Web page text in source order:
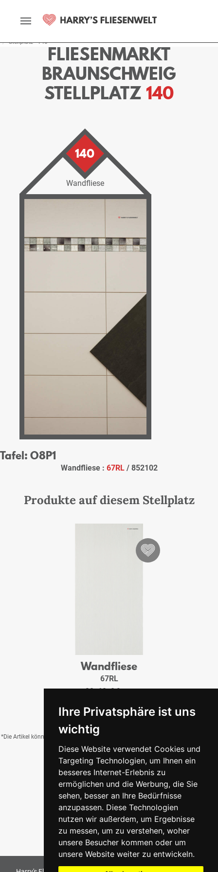
Ihre Privatsphäre ist uns
wichtig
Diese Website verwendet Cookies und
Targeting Technologien, um Ihnen ein
besseres Internet-Erlebnis zu
ermöglichen und die Werbung, die Sie
sehen, besser an Ihre Bedürfnisse
anzupassen. Diese Technologien
nutzen wir außerdem, um Ergebnisse
zu messen, um zu verstehen, woher
unsere Besucher kommen oder um
unsere Website weiter zu entwickeln.
Stellplatz - 140FLIESENMARKT
BRAUNSCHWEIG
STELLPLATZ 140
140
Wandfliese
Tafel: O8P1
Wandfliese : 67RL/ 852102
Produkte auf diesem Stellplatz
Wandfliese
67RL
30x60x0,9 cm
*Die Artikel können durch Belichtung, Charge, Brand, Formate und weitere Einflüsse
von der Abbildung abweichen.